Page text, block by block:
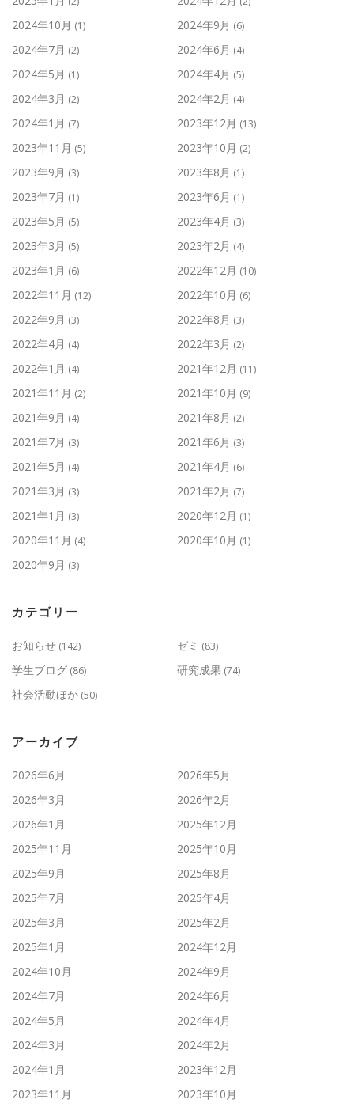
2024年10月 (1) 2024年9月 (6)
2024年7月 (2) 2024年6月 (4)
2024年5月 (1) 2024年4月 (5)
2024年3月 (2) 2024年2月 (4)
2024年1月 (7) 2023年12月 (13)
2023年11月 (5) 2023年10月 (2)
2023年9月 (3) 2023年8月 (1)
2023年7月 (1) 2023年6月 (1)
2023年5月 (5) 2023年4月 (3)
2023年3月 (5) 2023年2月 (4)
2023年1月 (6) 2022年12月 (10)
2022年11月 (12) 2022年10月 (6)
2022年9月 (3) 2022年8月 (3)
2022年4月 (4) 2022年3月 (2)
2022年1月 (4) 2021年12月 (11)
2021年11月 (2) 2021年10月 (9)
2021年9月 (4) 2021年8月 (2)
2021年7月 (3) 2021年6月 (3)
2021年5月 (4) 2021年4月 (6)
2021年3月 (3) 2021年2月 (7)
2021年1月 (3) 2020年12月 (1)
2020年11月 (4) 2020年10月 (1)
2020年9月 (3)
カテゴリー
お知らせ (142) ゼミ (83)
学生ブログ (86) 研究成果 (74)
社会活動ほか (50)
アーカイブ
2026年6月
2026年5月
2026年3月
2026年2月
2026年1月
2025年12月
2025年11月
2025年10月
2025年9月
2025年8月
2025年7月
2025年4月
2025年3月
2025年2月
2025年1月
2024年12月
2024年10月
2024年9月
2024年7月
2024年6月
2024年5月
2024年4月
2024年3月
2024年2月
2024年1月
2023年12月
2023年11月
2023年10月